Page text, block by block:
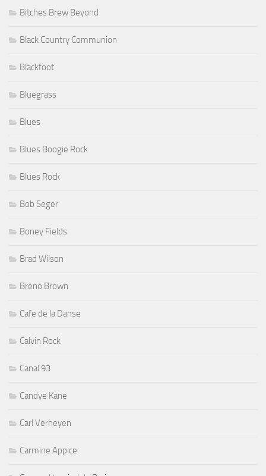
Bitches Brew Beyond
Black Country Communion
Blackfoot
Bluegrass
Blues
Blues Boogie Rock
Blues Rock
Bob Seger
Boney Fields
Brad Wilson
Breno Brown
Cafe de la Danse
Calvin Rock
Canal 93
Candye Kane
Carl Verheyen
Carmine Appice